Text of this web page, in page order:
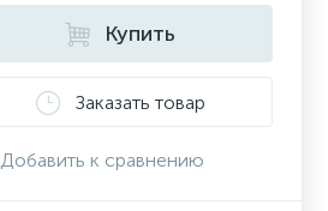
Купить
Заказать товар
Добавить к сравнению